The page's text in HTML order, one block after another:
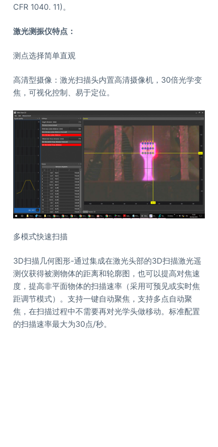
CFR 1040. 11)。
激光测振仪特点：
测点选择简单直观
高清型摄像：激光扫描头内置高清摄像机，30倍光学变
焦，可视化控制、易于定位。
多模式快速扫描
3D扫描几何图形-通过集成在激光头部的3D扫描激光遥
测仪获得被测物体的距离和轮廓图，也可以提高对焦速
度，提高非平面物体的扫描速率（采用可预见或实时焦
距调节模式）。支持一键自动聚焦，支持多点自动聚
焦，在扫描过程中不需要再对光学头做移动。标准配置
的扫描速率最大为30点/秒。